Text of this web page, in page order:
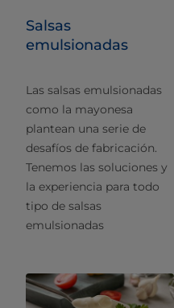
Salsas
emulsionadas
Las salsas emulsionadas
como la mayonesa
plantean una serie de
desafíos de fabricación.
Tenemos las soluciones y
la experiencia para todo
tipo de salsas
emulsionadas